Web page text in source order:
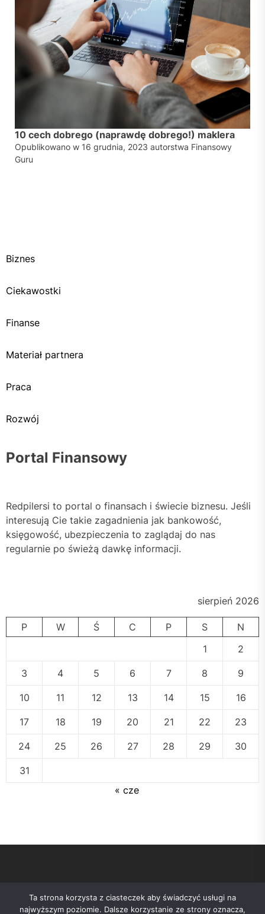
10 cech dobrego (naprawdę dobrego!) maklera
Opublikowano w 16 grudnia, 2023 autorstwa Finansowy
Guru
Biznes
Ciekawostki
Finanse
Materiał partnera
Praca
Rozwój
Portal Finansowy
Redpilersi to portal o finansach i świecie biznesu. Jeśli
interesują Cie takie zagadnienia jak bankowość,
księgowość, ubezpieczenia to zaglądaj do nas
regularnie po świeżą dawkę informacji.
sierpień 2026
P W Ś C P S
N
1
2
3 4 5 6 7 8 9
10 11 12 13 14 15 16
17 18 19 20 21 22 23
24 25 26 27 28 29 30
31
« cze
Ta strona korzysta z ciasteczek aby świadczyć usługi na
najwyższym poziomie. Dalsze korzystanie ze strony oznacza,